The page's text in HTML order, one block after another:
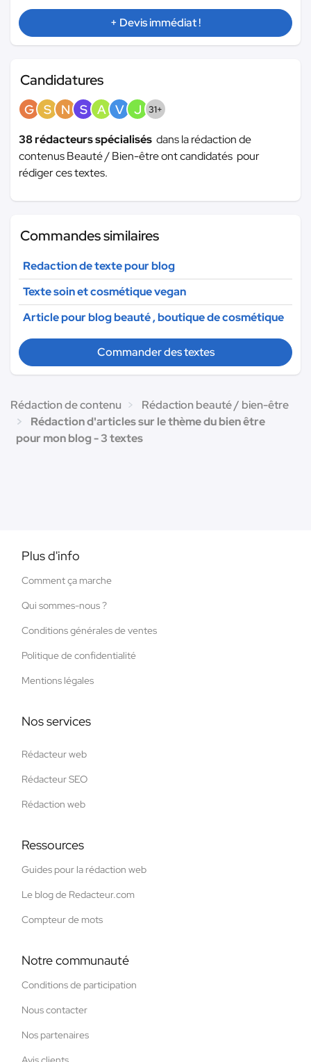
+ Devis immédiat !
Candidatures
G S N S A V J 31+
38 rédacteurs spécialisés dans la rédaction de
contenus Beauté / Bien-être ont candidatés pour
rédiger ces textes.
Commandes similaires
Redaction de texte pour blog
Texte soin et cosmétique vegan
Article pour blog beauté , boutique de cosmétique
Commander des textes
Rédaction de contenu
Rédaction beauté / bien-être
Rédaction d'articles sur le thème du bien être
pour mon blog - 3 textes
Plus d'info
Comment ça marche
Qui sommes-nous ?
Conditions générales de ventes
Politique de confidentialité
Mentions légales
Nos services
Rédacteur web
Rédacteur SEO
Rédaction web
Ressources
Guides pour la rédaction web
Le blog de Redacteur.com
Compteur de mots
Notre communauté
Conditions de participation
Nous contacter
Nos partenaires